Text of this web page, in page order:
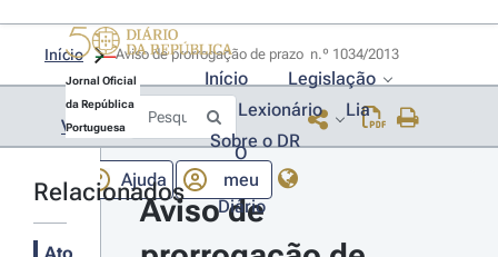
Jornal Oficial
da República
Portuguesa
Início
Legislação
Lexionário
Lia
Sobre o DR
Ajuda
O
meu
Diário
Início
Voltar
Relacionados
Aviso de